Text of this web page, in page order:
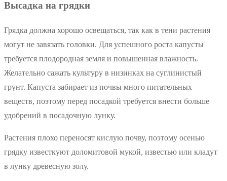
Высадка на грядки
Грядка должна хорошо освещаться, так как в тени растения
могут не завязать головки. Для успешного роста капусты
требуется плодородная земля и повышенная влажность.
Желательно сажать культуру в низинках на суглинистый
грунт. Капуста забирает из почвы много питательных
веществ, поэтому перед посадкой требуется внести больше
удобрений в посадочную лунку.
Растения плохо переносят кислую почву, поэтому осенью
грядку известкуют доломитовой мукой, известью или кладут
в лунку древесную золу.